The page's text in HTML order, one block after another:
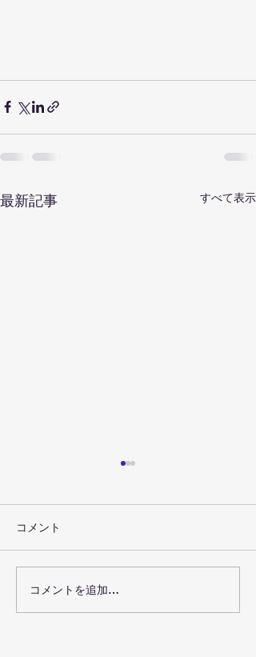
最新記事 すべて表示
聴き合うことの喜び
コメント
コメントを追加…